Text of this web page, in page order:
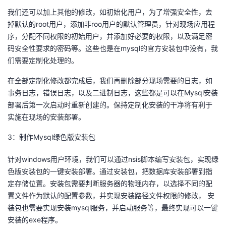
我们还可以加上其他的修改，如初始化用户，为了增强安全性，去
掉默认的root用户，添加非roo用户的默认管理员，针对现场应用程
序，分配不同权限的初始用户，并添加好必要的权限，以及满足密
码安全性要求的密码等。这些也是在mysql的官方安装包中没有，我
们需要定制化处理的。
在全部定制化修改都完成后，我们再删除部分现场需要的日志，如
事务日志，错误日志，以及二进制日志，这些都是可以在Mysql安装
部署后第一次启动时重新创建的。保持定制化安装的干净将有利于
实施在现场的安装部署。
3：制作Mysql绿色版安装包
针对windows用户环境，我们可以通过nsis脚本编写安装包，实现绿
色版安装包的一键安装部署。通过安装包，把数据库安装部署到指
定存储位置。安装包需要判断服务器的物理内存，以选择不同的配
置文件作为默认的配置参数，并实现安装路径文件权限的修改， 安
装包也需要实现安装mysql服务，并启动服务等，最终实现可以一键
安装的exe程序。